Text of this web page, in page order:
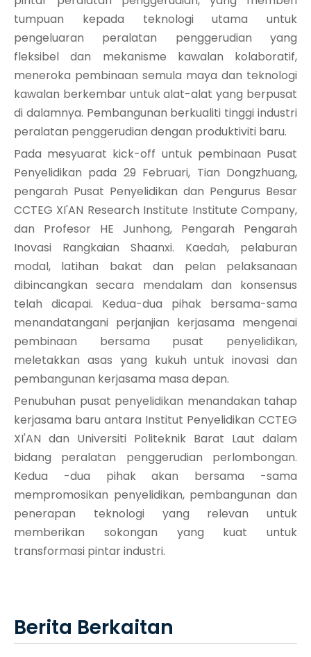
tumpuan kepada teknologi utama untuk
pengeluaran peralatan penggerudian yang
fleksibel dan mekanisme kawalan kolaboratif,
meneroka pembinaan semula maya dan teknologi
kawalan berkembar untuk alat-alat yang berpusat
di dalamnya. Pembangunan berkualiti tinggi industri
peralatan penggerudian dengan produktiviti baru.
Pada mesyuarat kick-off untuk pembinaan Pusat
Penyelidikan pada 29 Februari, Tian Dongzhuang,
pengarah Pusat Penyelidikan dan Pengurus Besar
CCTEG XI'AN Research Institute Institute Company,
dan Profesor HE Junhong, Pengarah Pengarah
Inovasi Rangkaian Shaanxi. Kaedah, pelaburan
modal, latihan bakat dan pelan pelaksanaan
dibincangkan secara mendalam dan konsensus
telah dicapai. Kedua-dua pihak bersama-sama
menandatangani perjanjian kerjasama mengenai
pembinaan bersama pusat penyelidikan,
meletakkan asas yang kukuh untuk inovasi dan
pembangunan kerjasama masa depan.
Penubuhan pusat penyelidikan menandakan tahap
kerjasama baru antara Institut Penyelidikan CCTEG
XI'AN dan Universiti Politeknik Barat Laut dalam
bidang peralatan penggerudian perlombongan.
Kedua -dua pihak akan bersama -sama
mempromosikan penyelidikan, pembangunan dan
penerapan teknologi yang relevan untuk
memberikan sokongan yang kuat untuk
transformasi pintar industri.
Berita Berkaitan